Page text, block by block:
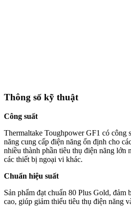
Thông số kỹ thuật
Công suất
Thermaltake Toughpower GF1 có công
năng cung cấp điện năng ổn định cho
nhiều thành phần tiêu thụ điện năng lớn
các thiết bị ngoại vi khác.
Chuẩn hiệu suất
Sản phẩm đạt chuẩn 80 Plus Gold, đảm
cao, giúp giảm thiểu tiêu thụ điện năng